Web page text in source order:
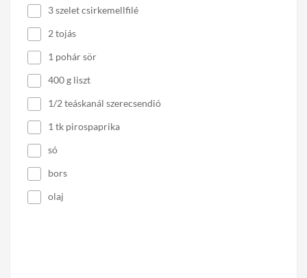
3 szelet csirkemellfilé
2 tojás
1 pohár sör
400 g liszt
1/2 teáskanál szerecsendió
1 tk pirospaprika
só
bors
olaj